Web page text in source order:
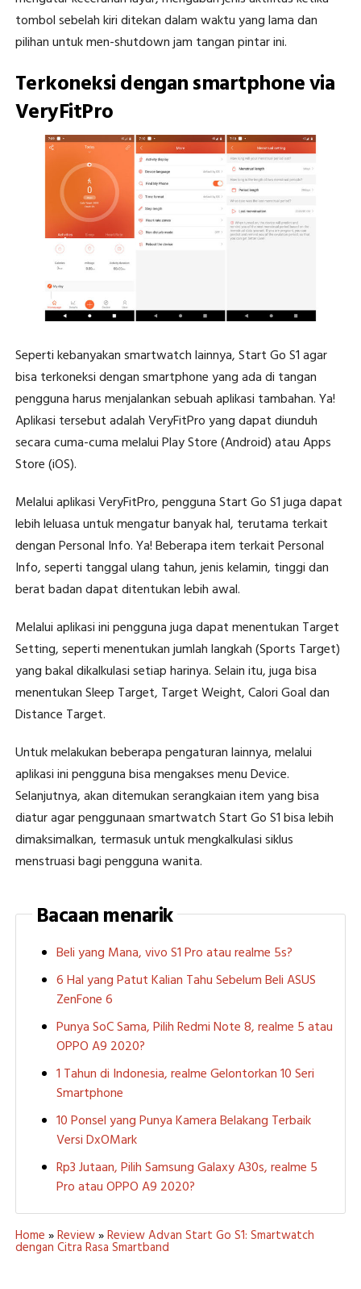
tombol sebelah kiri ditekan dalam waktu yang lama dan
pilihan untuk men-shutdown jam tangan pintar ini.
Terkoneksi dengan smartphone via
VeryFitPro
Seperti kebanyakan smartwatch lainnya, Start Go S1 agar
bisa terkoneksi dengan smartphone yang ada di tangan
pengguna harus menjalankan sebuah aplikasi tambahan. Ya!
Aplikasi tersebut adalah VeryFitPro yang dapat diunduh
secara cuma-cuma melalui Play Store (Android) atau Apps
Store (iOS).
Melalui aplikasi VeryFitPro, pengguna Start Go S1 juga dapat
lebih leluasa untuk mengatur banyak hal, terutama terkait
dengan Personal Info. Ya! Beberapa item terkait Personal
Info, seperti tanggal ulang tahun, jenis kelamin, tinggi dan
berat badan dapat ditentukan lebih awal.
Melalui aplikasi ini pengguna juga dapat menentukan Target
Setting, seperti menentukan jumlah langkah (Sports Target)
yang bakal dikalkulasi setiap harinya. Selain itu, juga bisa
menentukan Sleep Target, Target Weight, Calori Goal dan
Distance Target.
Untuk melakukan beberapa pengaturan lainnya, melalui
aplikasi ini pengguna bisa mengakses menu Device.
Selanjutnya, akan ditemukan serangkaian item yang bisa
diatur agar penggunaan smartwatch Start Go S1 bisa lebih
dimaksimalkan, termasuk untuk mengkalkulasi siklus
menstruasi bagi pengguna wanita.
Bacaan menarik
Beli yang Mana, vivo S1 Pro atau realme 5s?
6 Hal yang Patut Kalian Tahu Sebelum Beli ASUS
ZenFone 6
Punya SoC Sama, Pilih Redmi Note 8, realme 5 atau
OPPO A9 2020?
1 Tahun di Indonesia, realme Gelontorkan 10 Seri
Smartphone
10 Ponsel yang Punya Kamera Belakang Terbaik
Versi DxOMark
Rp3 Jutaan, Pilih Samsung Galaxy A30s, realme 5
Pro atau OPPO A9 2020?
Home »Review»Review Advan Start Go S1: Smartwatch
dengan Citra Rasa Smartband